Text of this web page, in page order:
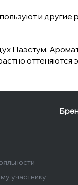
и другие
Паэстум.
участнику